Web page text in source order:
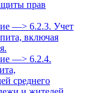
прав
—> 6.2.3. Учет
включая
—> 6.2.4.
среднего